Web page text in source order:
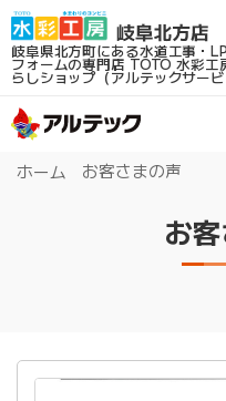
岐阜県北方町にある水道工事・
フォームの専門店TOTO 水彩工
らしショップ（アルテックサー
ホーム お客さまの声
お